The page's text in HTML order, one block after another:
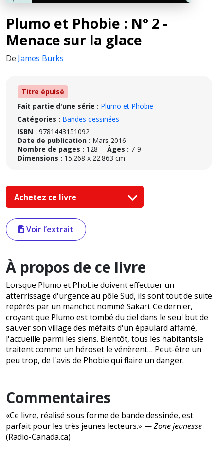
Plumo et Phobie : N° 2 -
Menace sur la glace
De James Burks
Titre épuisé
Fait partie d'une série : Plumo et Phobie
Catégories : Bandes dessinées
ISBN : 9781443151092
Date de publication : Mars 2016
Nombre de pages : 128 Âges : 7-9
Dimensions : 15.268 x 22.863 cm
Achetez ce livre
Voir l’extrait
À propos de ce livre
Lorsque Plumo et Phobie doivent effectuer un
atterrissage d'urgence au pôle Sud, ils sont tout de suite
repérés par un manchot nommé Sakari. Ce dernier,
croyant que Plumo est tombé du ciel dans le seul but de
sauver son village des méfaits d'un épaulard affamé,
l'accueille parmi les siens. Bientôt, tous les habitantsle
traitent comme un héroset le vénèrent… Peut-être un
peu trop, de l'avis de Phobie qui flaire un danger.
Commentaires
«Ce livre, réalisé sous forme de bande dessinée, est
parfait pour les très jeunes lecteurs.» —Zone jeunesse
(Radio-Canada.ca)